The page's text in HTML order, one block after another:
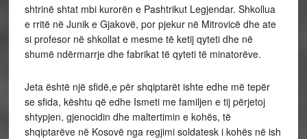
shtrinë shtat mbi kurorën e Pashtrikut Legjendar. Shkollua
e rritë në Junik e Gjakovë, por pjekur në Mitrovicë dhe ate
si profesor në shkollat e mesme të ketij qyteti dhe në
shumë ndërmarrje dhe fabrikat të qyteti të minatorëve.
Jeta është një sfidë,e për shqiptarët ishte edhe më tepër
se sfida, kështu që edhe Ismeti me familjen e tij përjetoj
shtypjen, gjenocidin dhe maltertimin e kohës, të
shqiptarëve në Kosovë nga regjimi soldatesk i kohës në ish